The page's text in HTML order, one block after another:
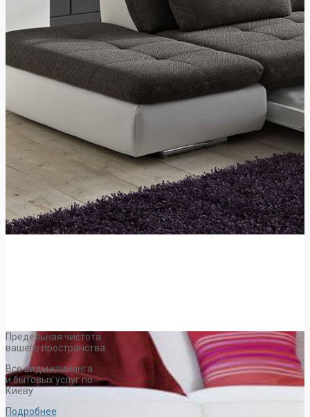
Предельная чистота
вашего пространства
Все виды клининга
и бытовых услуг по
Киеву
Подробнее